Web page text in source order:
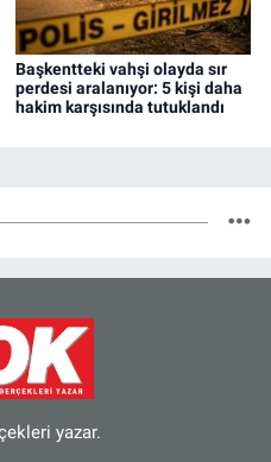
Başkentteki vahşi olayda sır
perdesi aralanıyor: 5 kişi daha
hakim karşısında tutuklandı
yazar.